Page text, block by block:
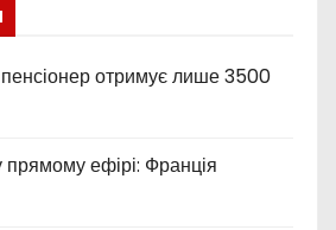
отримує лише 3500
ефірі: Франція